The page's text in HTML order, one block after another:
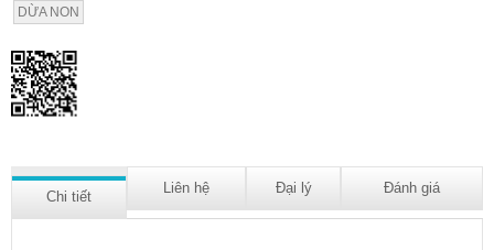
DỪA NON
Chi tiết
Liên hệ Đại lý Đánh giá